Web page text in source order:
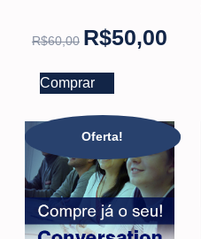
R$60,00 R$50,00
Comprar
Oferta!